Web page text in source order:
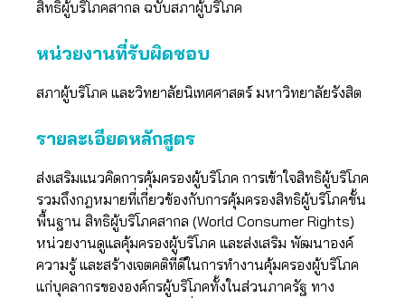
สิทธิผู้บริโภคสากล ฉบับสภาผู้บริโภค
หน่วยงานที่รับผิดชอบ
สภาผู้บริโภค และวิทยาลัยนิเทศศาสตร์ มหาวิทยาลัยรังสิต
รายละเอียดหลักสูตร
ส่งเสริมแนวคิดการคุ้มครองผู้บริโภค การเข้าใจสิทธิผู้บริโภค
รวมถึงกฎหมายที่เกี่ยวข้องกับการคุ้มครองสิทธิผู้บริโภคขั้น
พื้นฐาน สิทธิผู้บริโภคสากล (World Consumer Rights)
หน่วยงานดูแลคุ้มครองผู้บริโภค และส่งเสริม พัฒนาองค์
ความรู้ และสร้างเจตคติที่ดีในการทำงานคุ้มครองผู้บริโภค
แก่บุคลากรขององค์กรผู้บริโภคทั้งในส่วนภาครัฐ ทาง